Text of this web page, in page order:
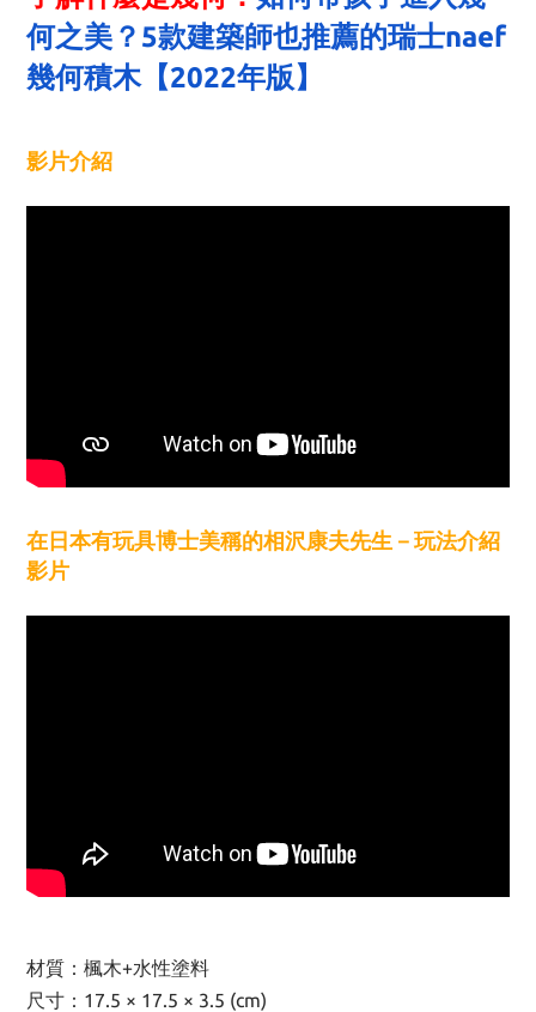
何之美？5款建築師也推薦的瑞士naef
幾何積木【2022年版】
影片介紹
在日本有玩具博士美稱的相沢康夫先生－ 玩法介紹
影片
材質：楓木+水性塗料
尺寸：17.5 × 17.5 × 3.5 (cm)